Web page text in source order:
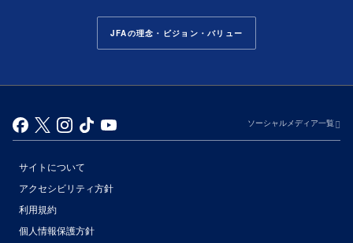
JFAの理念・ビジョン・バリュー
ソーシャルメディア一覧
サイトについて
アクセシビリティ方針
利用規約
個人情報保護方針